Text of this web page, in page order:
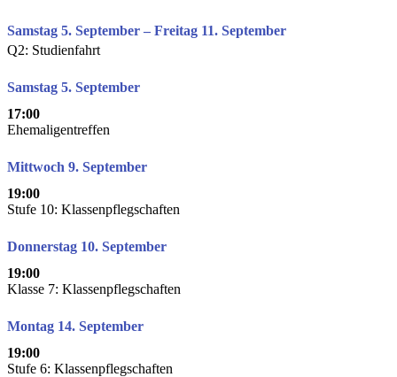
Samstag 5. September – Freitag 11. September
Q2: Studienfahrt
Samstag 5. September
17:00
Ehemaligentreffen
Mittwoch 9. September
19:00
Stufe 10: Klassenpflegschaften
Donnerstag 10. September
19:00
Klasse 7: Klassenpflegschaften
Montag 14. September
19:00
Stufe 6: Klassenpflegschaften